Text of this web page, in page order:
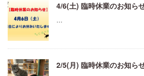
4/6(土) 臨時休業のお知ら
…
2/5(月) 臨時休業のお知ら